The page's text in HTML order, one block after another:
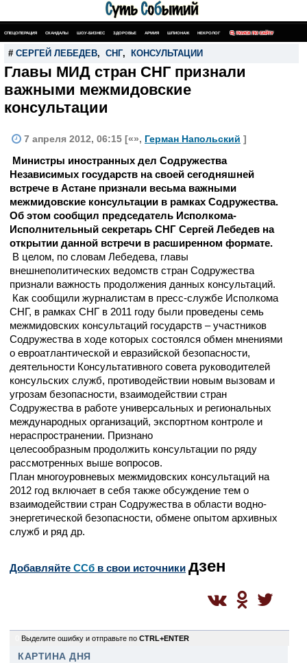
СПЕЦОПЕРАЦИЯ СКАНДАЛЫ ШОУ-БИЗНЕС ЗДОРОВЬЕ АРМИЯ ШПИОНАЖ НЕКРОЛОГ ПОИСК ПО САЙТУ
# СЕРГЕЙ ЛЕБЕДЕВ, СНГ, КОНСУЛЬТАЦИИ
Главы МИД стран СНГ признали
важными межмидовские
консультации
7 апреля 2012, 06:15 [«», Герман Напольский ]
Министры иностранных дел Содружества
Независимых государств на своей сегодняшней
встрече в Астане признали весьма важными
межмидовские консультации в рамках Содружества.
Об этом сообщил председатель Исполкома-
Исполнительный секретарь СНГ Сергей Лебедев на
открытии данной встречи в расширенном формате.
В целом, по словам Лебедева, главы
внешнеполитических ведомств стран Содружества
признали важность продолжения данных консультаций.
Как сообщили журналистам в пресс-службе Исполкома
СНГ, в рамках СНГ в 2011 году были проведены семь
межмидовских консультаций государств – участников
Содружества в ходе которых состоялся обмен мнениями
о евроатлантической и евразийской безопасности,
деятельности Консультативного совета руководителей
консульских служб, противодействии новым вызовам и
угрозам безопасности, взаимодействии стран
Содружества в работе универсальных и региональных
международных организаций, экспортном контроле и
нераспространении. Признано
целесообразным продолжить консультации по ряду
рассмотренных выше вопросов.
План многоуровневых межмидовских консультаций на
2012 год включает в себя также обсуждение тем о
взаимодействии стран Содружества в области водно-
энергетической безопасности, обмене опытом архивных
служб и ряд др.
Добавляйте CСб в свои источники дзен
Выделите ошибку и отправьте по CTRL+ENTER
КАРТИНА ДНЯ